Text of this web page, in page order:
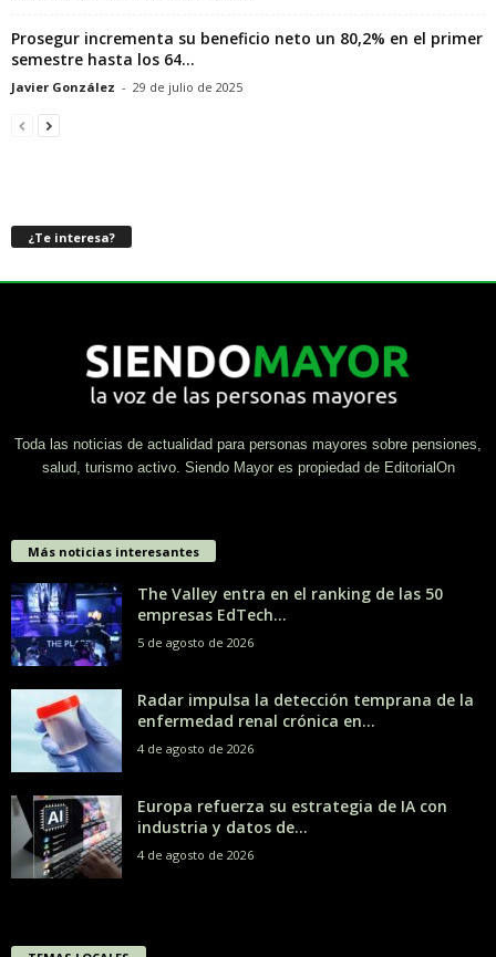
Prosegur incrementa su beneficio neto un 80,2% en el primer
semestre hasta los 64...
Javier González - 29 de julio de 2025
¿Te interesa?
Toda las noticias de actualidad para personas mayores sobre pensiones,
salud, turismo activo. Siendo Mayor es propiedad de EditorialOn
Más noticias interesantes
The Valley entra en el ranking de las 50
empresas EdTech...
5 de agosto de 2026
Radar impulsa la detección temprana de la
enfermedad renal crónica en...
4 de agosto de 2026
Europa refuerza su estrategia de IA con
industria y datos de...
4 de agosto de 2026